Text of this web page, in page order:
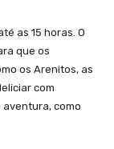
as 15 horas. O
que os
os Arenitos, as
com
como